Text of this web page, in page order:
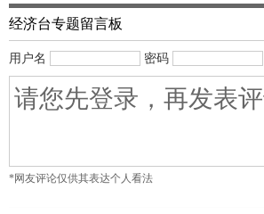
经济台专题留言板
用户名 密码
*网友评论仅供其表达个人看法